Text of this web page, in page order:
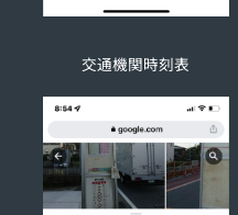
交通機関時刻表